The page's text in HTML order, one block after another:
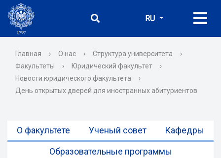
RU
Главная › О нас › Структура университета
›
Факультеты
› Юридический факультет
›
Новости юридического факультета
›
День открытых дверей для иностранных абитуриентов
О факультете Ученый совет Кафедры
Образовательные программы